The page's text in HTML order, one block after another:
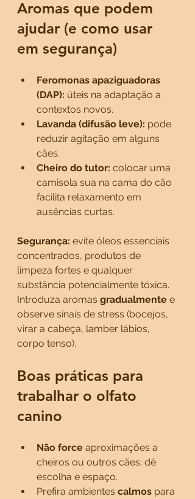
Aromas que podem
ajudar (e como usar
em segurança)
Feromonas apaziguadoras
(DAP): úteis na adaptação a
contextos novos.
Lavanda (difusão leve): pode
reduzir agitação em alguns
cães.
Cheiro do tutor: colocar uma
camisola sua na cama do cão
facilita relaxamento em
ausências curtas.
Segurança: evite óleos essenciais
concentrados, produtos de
limpeza fortes e qualquer
substância potencialmente tóxica.
Introduza aromas gradualmente e
observe sinais de stress (bocejos,
virar a cabeça, lamber lábios,
corpo tenso).
Boas práticas para
trabalhar o olfato
canino
Não force aproximações a
cheiros ou outros cães; dê
escolha e espaço.
Prefira ambientes calmos para